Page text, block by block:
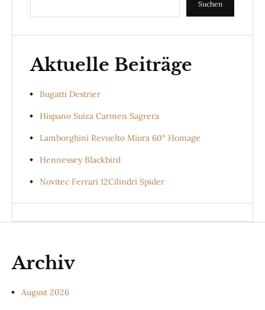
Suchen
Aktuelle Beiträge
Bugatti Destrier
Hispano Suiza Carmen Sagrera
Lamborghini Revuelto Miura 60° Homage
Hennessey Blackbird
Novitec Ferrari 12Cilindri Spider
Archiv
August 2026